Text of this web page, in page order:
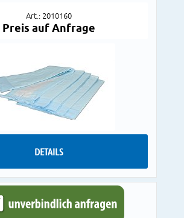
Art.: 2010160
Preis auf Anfrage
DETAILS